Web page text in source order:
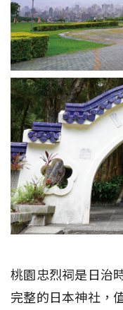
桃園忠烈祠是日治
完整的日本神社，